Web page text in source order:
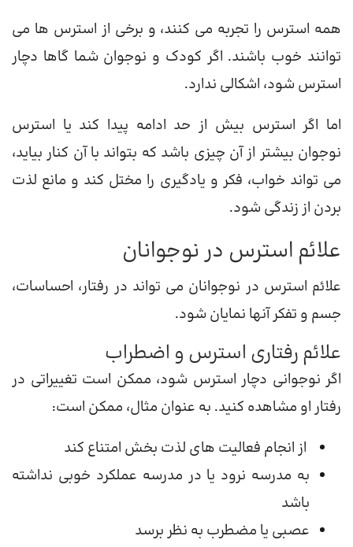
همه استرس را تجربه می کنند، و برخی از استرس ها می
توانند خوب باشند. اگر کودک و نوجوان شما گاها دچار
استرس شود، اشکالی ندارد.
اما اگر استرس بیش از حد ادامه پیدا کند یا استرس
نوجوان بیشتر از آن چیزی باشد که بتواند با آن کنار بیاید،
می تواند خواب، فکر و یادگیری را مختل کند و مانع لذت
بردن از زندگی شود.
علائم استرس در نوجوانان
علائم استرس در نوجوانان می تواند در رفتار، احساسات،
جسم و تفکر آنها نمایان شود.
علائم رفتاری استرس و اضطراب
اگر نوجوانی دچار استرس شود، ممکن است تغییراتی در
رفتار او مشاهده کنید. به عنوان مثال، ممکن است:
از انجام فعالیت های لذت بخش امتناع کند
به مدرسه نرود یا در مدرسه عملکرد خوبی نداشته
باشد
عصبی یا مضطرب به نظر برسد